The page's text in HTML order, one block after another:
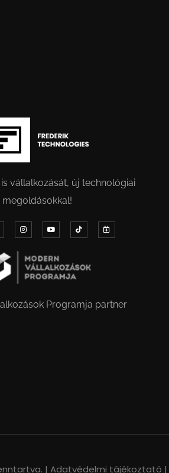
vállalkozását, új technológiai
megoldásokkal!
Programja partner
| Adatvédelmi tájékoztató |